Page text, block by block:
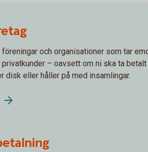
och organisationer som tar
privatkunder – oavsett om ni ska ta
disk eller håller på med insamlingar.